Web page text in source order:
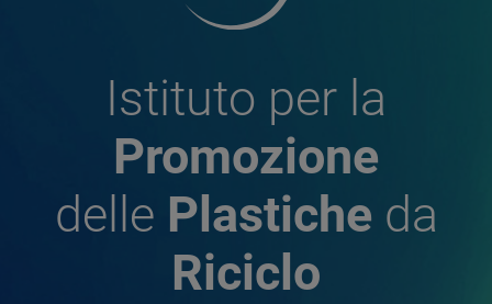
Istituto per la
Promozione
delle Plastiche da
Riciclo